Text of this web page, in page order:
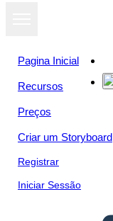
Pagina Inicial
Recursos
Preços
Criar um Storyboard
Registrar
Iniciar Sessão